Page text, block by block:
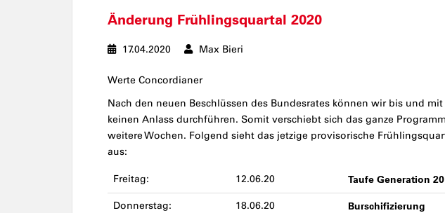
Änderung Frühlingsquartal 2020
17.04.2020 Max Bieri
Werte Concordianer
Nach den neuen Beschlüssen des Bundesrates können wir bis und
keinen Anlass durchführen. Somit verschiebt sich das ganze
weitere Wochen. Folgend sieht das jetzige provisorische
aus:
Freitag: 12.06.20 Taufe Generation 20
Donnerstag: 18.06.20 Burschifizierung